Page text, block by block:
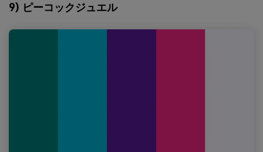
9) ピーコックジュエル